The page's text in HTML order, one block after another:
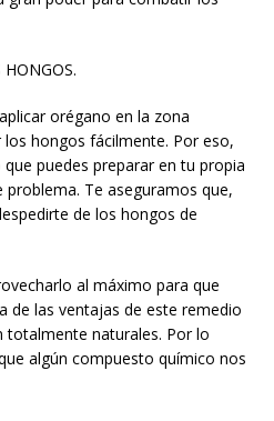
orégano en la zona
hongos fácilmente. Por eso,
puedes preparar en tu propia
Te aseguramos que,
de los hongos de
al máximo para que
de las ventajas de este remedio
totalmente naturales. Por lo
algún compuesto químico nos